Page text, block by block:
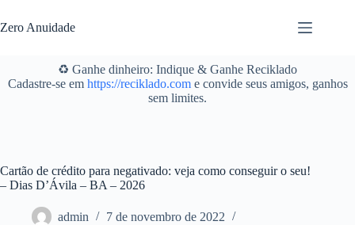
para
o
Zero Anuidade
♻️ Ganhe dinheiro: Indique & Ganhe Reciklado
Cadastre-se em https://reciklado.come convide seus amigos, ganhos
sem limites.
Cartão de crédito para negativado: veja como conseguir o seu!
– Dias D’Ávila – BA – 2026
admin
7 de novembro de 2022